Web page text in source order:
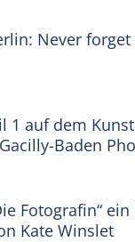
Never forget
1 auf dem
Baden
Fotografin“
Kate Winslet